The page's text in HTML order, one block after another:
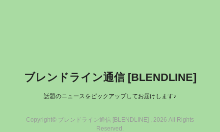
ブレンドライン通信 [BLENDLINE]
話題のニュースをピックアップしてお届けします♪
Copyright© ブレンドライン通信 [BLENDLINE] , 2026 All Rights
Reserved.